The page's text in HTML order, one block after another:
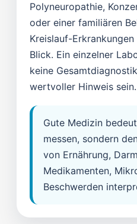
Polyneuropathie,
oder einer familiären
Kreislauf-
Blick. Ein einzelner
keine
wertvoller Hinweis sein.
Gute Medizin
messen, sondern
von Ernährung,
Medikamenten,
Beschwerden